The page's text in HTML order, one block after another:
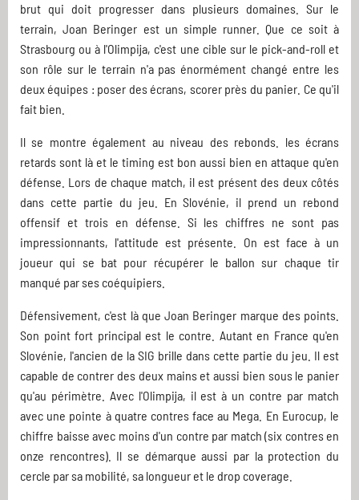
brut qui doit progresser dans plusieurs domaines. Sur le
terrain, Joan Beringer est un simple runner. Que ce soit à
Strasbourg ou à l'Olimpija, c'est une cible sur le pick-and-roll et
son rôle sur le terrain n'a pas énormément changé entre les
deux équipes : poser des écrans, scorer près du panier. Ce qu'il
fait bien.
Il se montre également au niveau des rebonds. les écrans
retards sont là et le timing est bon aussi bien en attaque qu'en
défense. Lors de chaque match, il est présent des deux côtés
dans cette partie du jeu. En Slovénie, il prend un rebond
offensif et trois en défense. Si les chiffres ne sont pas
impressionnants, l'attitude est présente. On est face à un
joueur qui se bat pour récupérer le ballon sur chaque tir
manqué par ses coéquipiers.
Défensivement, c'est là que Joan Beringer marque des points.
Son point fort principal est le contre. Autant en France qu'en
Slovénie, l'ancien de la SIG brille dans cette partie du jeu. Il est
capable de contrer des deux mains et aussi bien sous le panier
qu'au périmètre. Avec l'Olimpija, il est à un contre par match
avec une pointe à quatre contres face au Mega. En Eurocup, le
chiffre baisse avec moins d'un contre par match (six contres en
onze rencontres). Il se démarque aussi par la protection du
cercle par sa mobilité, sa longueur et le drop coverage.